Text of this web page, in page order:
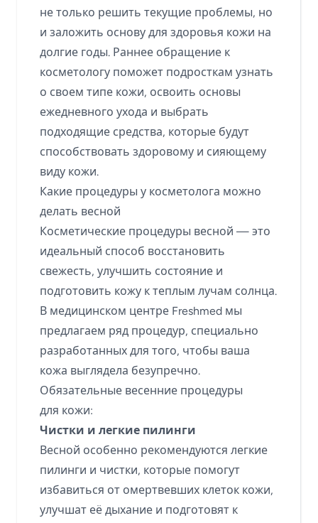
не только решить текущие проблемы, но
и заложить основу для здоровья кожи на
долгие годы. Раннее обращение к
косметологу поможет подросткам узнать
о своем типе кожи, освоить основы
ежедневного ухода и выбрать
подходящие средства, которые будут
способствовать здоровому и сияющему
виду кожи.
Какие процедуры у косметолога можно
делать весной
Косметические процедуры весной — это
идеальный способ восстановить
свежесть, улучшить состояние и
подготовить кожу к теплым лучам солнца.
В медицинском центре Freshmed мы
предлагаем ряд процедур, специально
разработанных для того, чтобы ваша
кожа выглядела безупречно.
Обязательные весенние процедуры
для кожи:
Чистки и легкие пилинги
Весной особенно рекомендуются легкие
пилинги и чистки, которые помогут
избавиться от омертвевших клеток кожи,
улучшат её дыхание и подготовят к